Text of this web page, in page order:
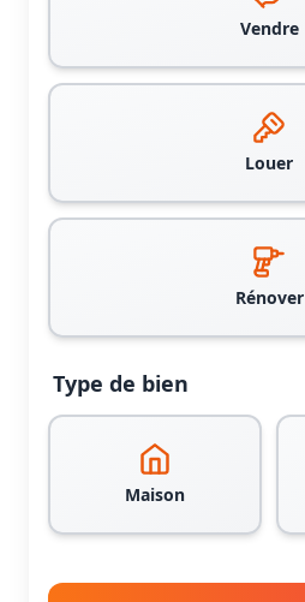
Vendre
Louer
Rénover
Type de bien
Maison